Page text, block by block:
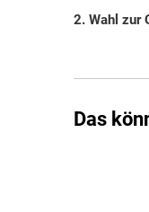
2. Wahl zur
Das